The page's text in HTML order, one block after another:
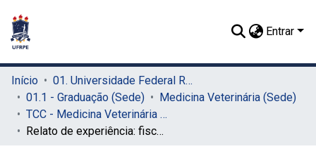
Entrar
Início
01. Universidade Federal Rural de Pernambuco - UFRPE (Sede)
01.1 - Graduação (Sede)
Medicina Veterinária (Sede)
TCC - Medicina Veterinária (Sede)
Relato de experiência: fiscalização agropecuária estadual em estabelecimento avícola, inserido em propriedade rural com sistema de agricultura familiar, na Região Metropolitana do Recife - PE